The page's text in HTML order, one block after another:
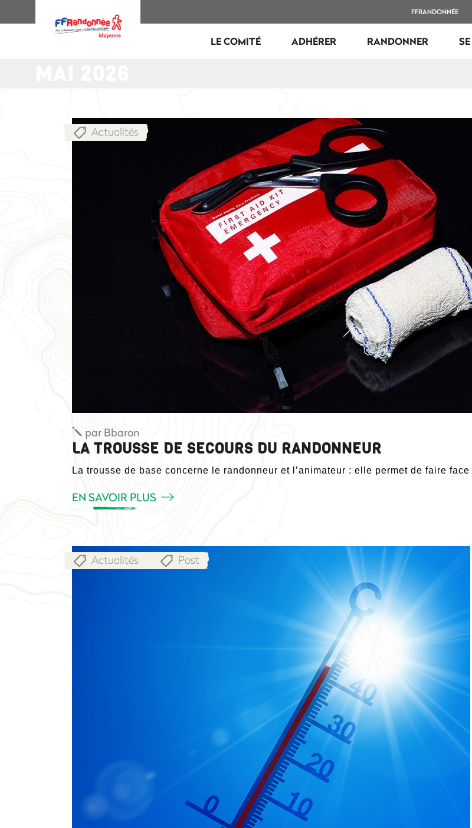
FFRANDONNÉE
LE COMITÉ ADHÉRER RANDONNER
Actualités
par Bbaron
LA TROUSSE DE SECOURS DU RANDONNEUR
La trousse de base concerne le randonneur et l’animateur : elle permet de faire
EN SAVOIR PLUS
Actualités Post